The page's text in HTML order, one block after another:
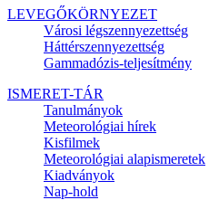
LEVEGŐKÖRNYEZET
Városi légszennyezettség
Háttérszennyezettség
Gammadózis-teljesítmény
ISMERET-TÁR
Tanulmányok
Meteorológiai hírek
Kisfilmek
Meteorológiai alapismeretek
Kiadványok
Nap-hold